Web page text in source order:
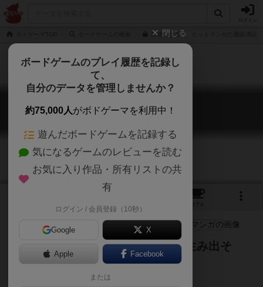
新感覚かるた ヒットマンガの通販/商品
ヒットマンガ
Hit Manga
カフェ
想像力と発想力で大ヒット漫画を生み出そ
う！
閉じる
ボードゲームのプレイ履歴を記録し
て、
自分のデータを管理しませんか？
約75,000人がボドゲーマを利用中！
遊んだボードゲームを記録する
気になるゲームのレビューを読む
お気に入り作品・所有リストの共
有
ログイン / 会員登録（10秒）
Google X
Apple Facebook
または